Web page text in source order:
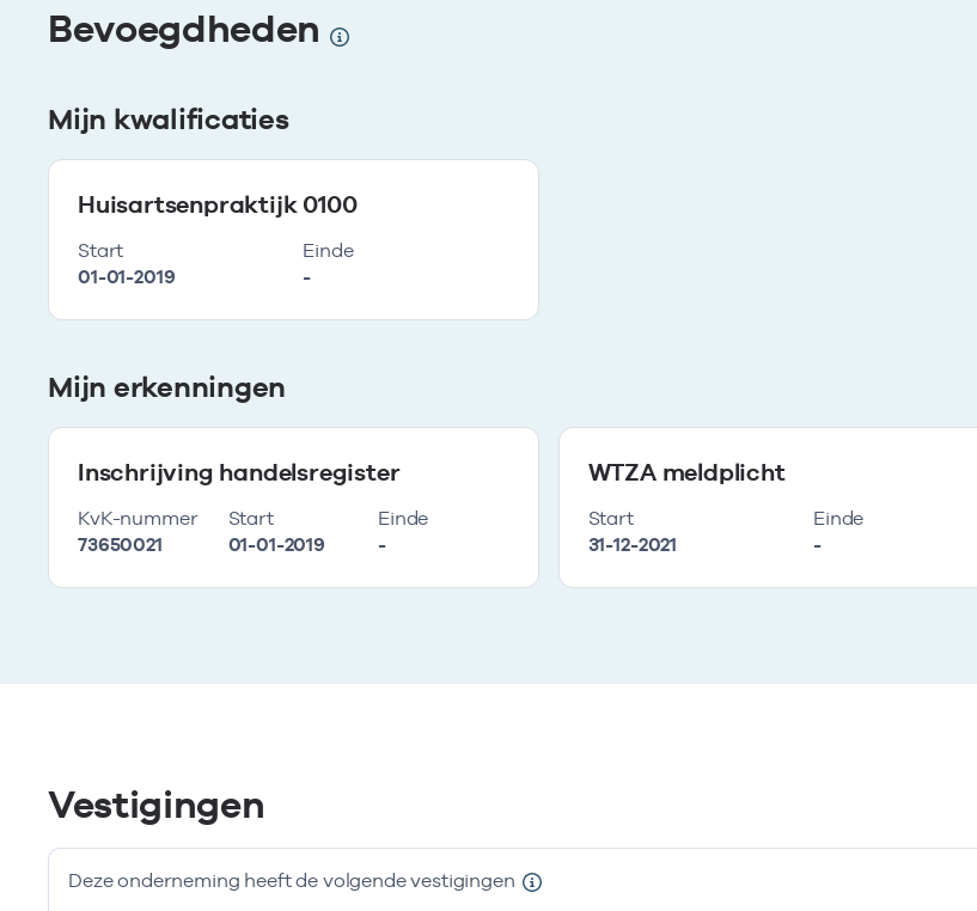
Bevoegdheden
Mijn kwalificaties
Huisartsenpraktijk 0100
Start
01-01-2019
Einde
-
Mijn erkenningen
Inschrijving handelsregister
KvK-nummer
73650021
Start
01-01-2019
Einde
-
WTZA meldplicht
Start
31-12-2021
Einde
-
Vestigingen
Deze onderneming heeft de volgende vestigingen